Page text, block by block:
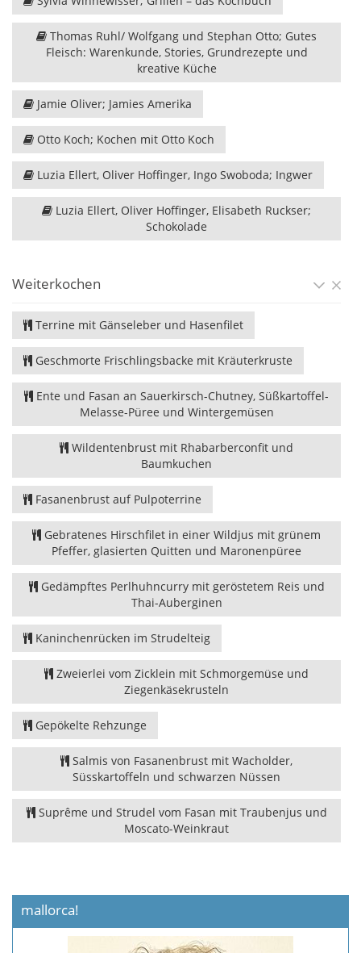
Thomas Ruhl/ Wolfgang und Stephan Otto; Gutes
Fleisch: Warenkunde, Stories, Grundrezepte und
kreative Küche
Jamie Oliver; Jamies Amerika
Otto Koch; Kochen mit Otto Koch
Luzia Ellert, Oliver Hoffinger, Ingo Swoboda; Ingwer
Luzia Ellert, Oliver Hoffinger, Elisabeth Ruckser;
Schokolade
Weiterkochen
Terrine mit Gänseleber und Hasenfilet
Geschmorte Frischlingsbacke mit Kräuterkruste
Ente und Fasan an Sauerkirsch-Chutney, Süßkartoffel-
Melasse-Püree und Wintergemüsen
Wildentenbrust mit Rhabarberconfit und
Baumkuchen
Fasanenbrust auf Pulpoterrine
Gebratenes Hirschfilet in einer Wildjus mit grünem
Pfeffer, glasierten Quitten und Maronenpüree
Gedämpftes Perlhuhncurry mit geröstetem Reis und
Thai-Auberginen
Kaninchenrücken im Strudelteig
Zweierlei vom Zicklein mit Schmorgemüse und
Ziegenkäsekrusteln
Gepökelte Rehzunge
Salmis von Fasanenbrust mit Wacholder,
Süsskartoffeln und schwarzen Nüssen
Suprême und Strudel vom Fasan mit Traubenjus und
Moscato-Weinkraut
mallorca!